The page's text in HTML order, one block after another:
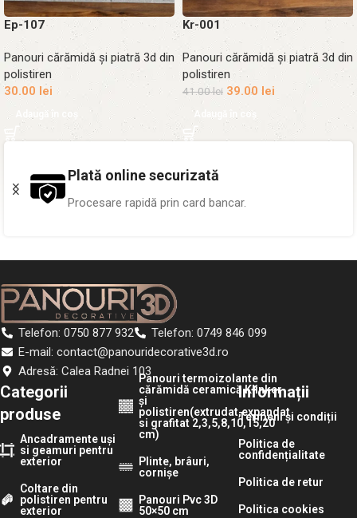
Ep-107
Panouri cărămidă și piatră 3d din
polistiren
30.00 lei
Adaugă în coș
Kr-001
Panouri cărămidă și piatră 3d din
polistiren
41.00lei 39.00 lei
Adaugă în coș
Peste 1.000 proiecte
Pereți transformați în toată țara.
Telefon: 0750 877 932
Telefon: 0749 846 099
E-mail: contact@panouridecorative3d.ro
Adresă: Calea Radnei 103
Categorii
produse
Ancadramente uși
si geamuri pentru
exterior
Coltare din
polistiren pentru
exterior
Panouri termoizolante din
cărămidă ceramică Klinker
și
polistiren(extrudat,expandat
si grafitat 2,3,5,8,10,15,20
cm)
Plinte, brâuri,
cornișe
Panouri Pvc 3D
50×50 cm
Informații
Termeni și condiții
Politica de
confidențialitate
Politica de retur
Politica cookies